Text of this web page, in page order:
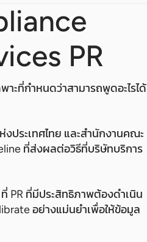
PR
ะที่กำหนดว่าสามารถพูดอะไรได้
ประเทศไทย และสำนักงานคณะ
ที่ส่งผลต่อวิธีที่บริษัทบริการ
PR ที่มีประสิทธิภาพต้องดำเนิน
อย่างแม่นยำเพื่อให้ข้อมูล